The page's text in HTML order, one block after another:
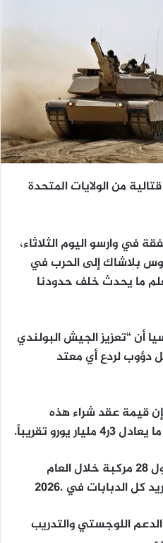
شراء 250 دبابة قتالية من الولايات المتحدة
في وارسو اليوم الثلاثاء،
بلاشاك إلى الحرب في
ما يحدث خلف حدودنا
أن “تعزيز الجيش البولندي
دؤوب لردع أي معتد
قيمة عقد شراء هذه
ومن المنتظر أن يتم تسليم أول 28 مركبة خلال العام
كل الدبابات في .2026
اللوجستي والتدريب